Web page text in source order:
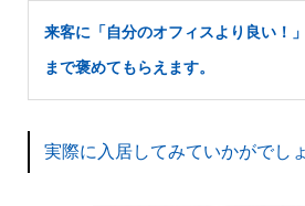
来客に「自分のオフィスより良い！
まで褒めてもらえます。
実際に入居してみていかがでし